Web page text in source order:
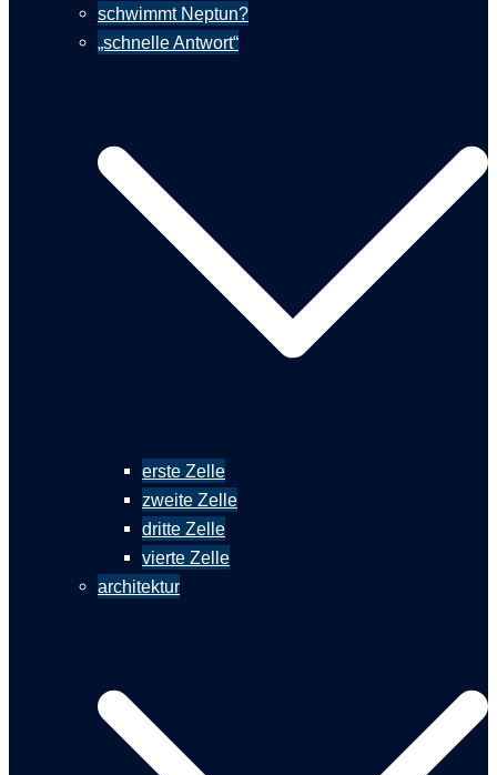
schwimmt Neptun?
„schnelle Antwort“
erste Zelle
zweite Zelle
dritte Zelle
vierte Zelle
architektur